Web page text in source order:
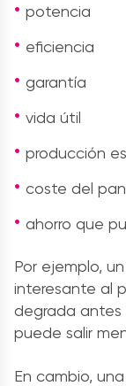
potencia
eficiencia
garantía
vida útil
producción
coste del
ahorro que
Por ejemplo,
interesante al
degrada antes
puede salir
En cambio,